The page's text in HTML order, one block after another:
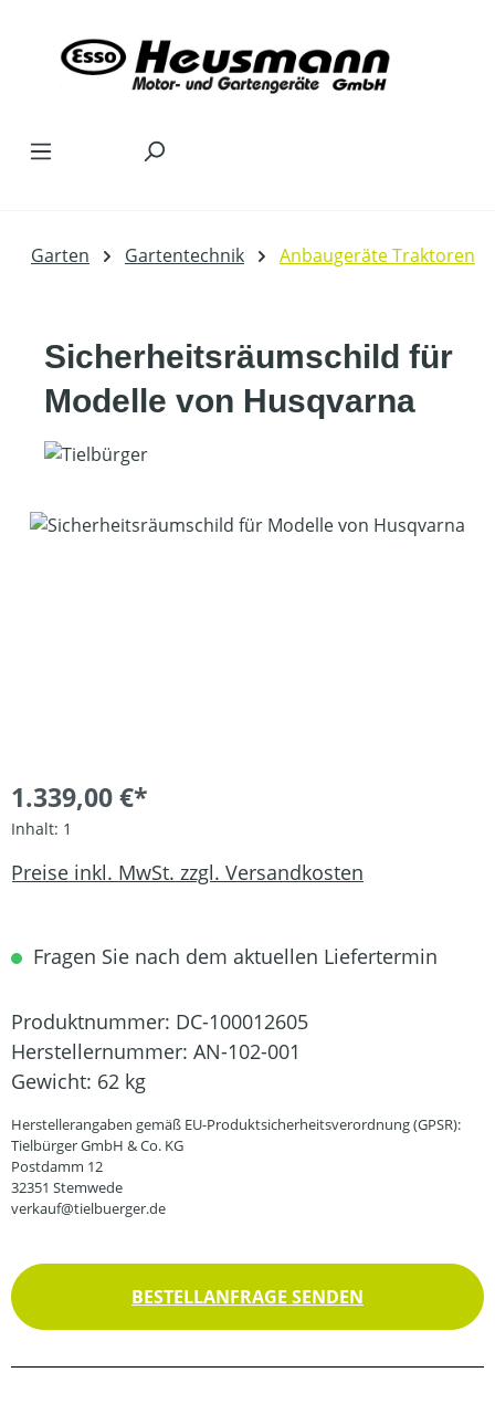
Garten Gartentechnik Anbaugeräte Traktoren
Sicherheitsräumschild für
Modelle von Husqvarna
Bildergalerie überspringen
1.339,00 €*
Inhalt: 1
Preise inkl. MwSt. zzgl. Versandkosten
Fragen Sie nach dem aktuellen Liefertermin
Produktnummer: DC-100012605
Herstellernummer: AN-102-001
Gewicht: 62 kg
Herstellerangaben gemäß EU-Produktsicherheitsverordnung (GPSR):
Tielbürger GmbH & Co. KG
Postdamm 12
32351 Stemwede
verkauf@tielbuerger.de
BESTELLANFRAGE SENDEN